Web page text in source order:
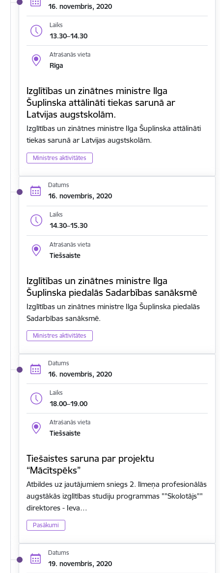
16. novembris, 2020
Laiks
13.30–14.30
Atrašanās vieta
Rīga
Izglītības un zinātnes ministre Ilga
Šuplinska attālināti tiekas sarunā ar
Latvijas augstskolām.
Izglītības un zinātnes ministre Ilga Šuplinska attālināti
tiekas sarunā ar Latvijas augstskolām.
Ministres aktivitātes
Datums
16. novembris, 2020
Laiks
14.30–15.30
Atrašanās vieta
Tiešsaiste
Izglītības un zinātnes ministre Ilga
Šuplinska piedalās Sadarbības sanāksmē
Izglītības un zinātnes ministre Ilga Šuplinska piedalās
Sadarbības sanāksmē.
Ministres aktivitātes
Datums
16. novembris, 2020
Laiks
18.00–19.00
Atrašanās vieta
Tiešsaiste
Tiešaistes saruna par projektu
“Mācītspēks”
Atbildes uz jautājumiem sniegs 2. līmeņa profesionālās
augstākās izglītības studiju programmas ""Skolotājs""
direktores - Ieva…
Pasākumi
Datums
19. novembris, 2020